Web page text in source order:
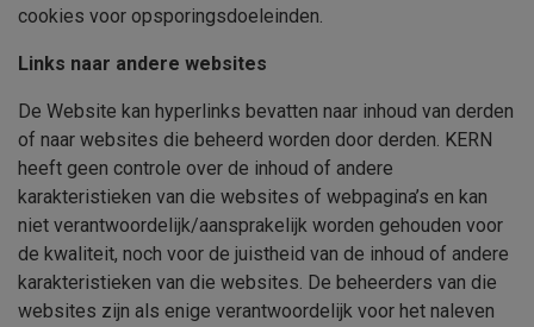
cookies voor opsporingsdoeleinden.
Links naar andere websites
De Website kan hyperlinks bevatten naar inhoud van derden
of naar websites die beheerd worden door derden. KERN
heeft geen controle over de inhoud of andere
karakteristieken van die websites of webpagina’s en kan
niet verantwoordelijk/aansprakelijk worden gehouden voor
de kwaliteit, noch voor de juistheid van de inhoud of andere
karakteristieken van die websites. De beheerders van die
websites zijn als enige verantwoordelijk voor het naleven